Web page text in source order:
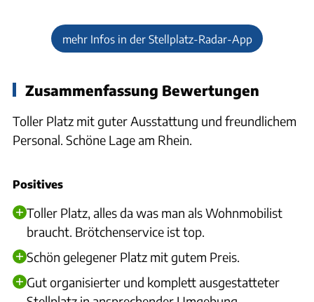
mehr Infos in der Stellplatz-Radar-App
Zusammenfassung Bewertungen
Toller Platz mit guter Ausstattung und freundlichem
Personal. Schöne Lage am Rhein.
Positives
Toller Platz, alles da was man als Wohnmobilist
braucht. Brötchenservice ist top.
Schön gelegener Platz mit gutem Preis.
Gut organisierter und komplett ausgestatteter